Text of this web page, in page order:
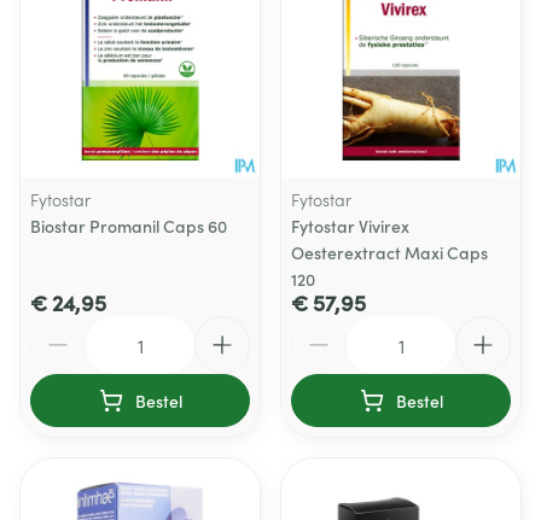
Fytostar
Biostar Promanil Caps 60
€ 24,95
Bestel
Fytostar
Fytostar Vivirex
Oesterextract Maxi Caps
120
€ 57,95
Bestel